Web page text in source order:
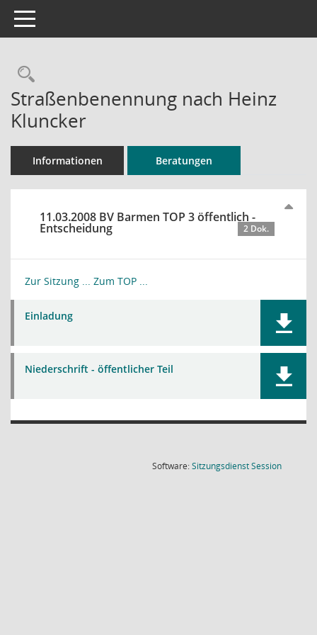
Toggle navigation
Rechercheauswahl
Straßenbenennung nach Heinz
Kluncker
Informationen Beratungen
11.03.2008 BV Barmen TOP 3 öffentlich -
Entscheidung 2 Dok.
Zur Sitzung ... Zum TOP ...
Einladung
Niederschrift - öffentlicher Teil
Software:SitzungsdienstSession(Wird in